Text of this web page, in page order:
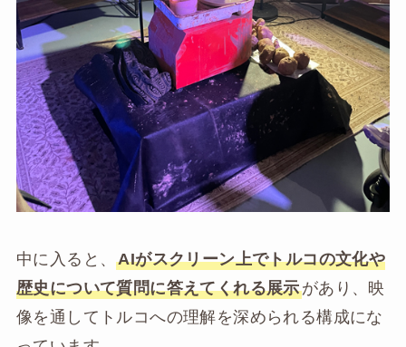
中に入ると、AIがスクリーン上でトルコの文化や
歴史について質問に答えてくれる展示があり、映
像を通してトルコへの理解を深められる構成にな